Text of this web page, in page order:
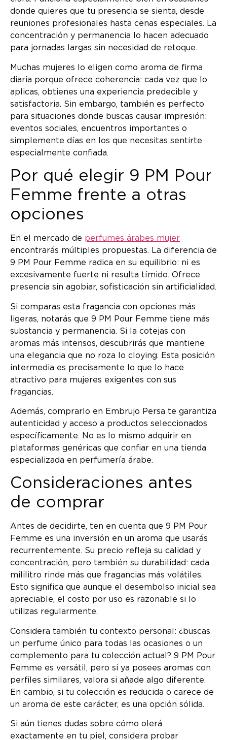
donde quieres que tu presencia se sienta, desde
reuniones profesionales hasta cenas especiales. La
concentración y permanencia lo hacen adecuado
para jornadas largas sin necesidad de retoque.
Muchas mujeres lo eligen como aroma de firma
diaria porque ofrece coherencia: cada vez que lo
aplicas, obtienes una experiencia predecible y
satisfactoria. Sin embargo, también es perfecto
para situaciones donde buscas causar impresión:
eventos sociales, encuentros importantes o
simplemente días en los que necesitas sentirte
especialmente confiada.
Por qué elegir 9 PM Pour
Femme frente a otras
opciones
En el mercado de perfumes árabes mujer
encontrarás múltiples propuestas. La diferencia de
9 PM Pour Femme radica en su equilibrio: ni es
excesivamente fuerte ni resulta tímido. Ofrece
presencia sin agobiar, sofisticación sin artificialidad.
Si comparas esta fragancia con opciones más
ligeras, notarás que 9 PM Pour Femme tiene más
substancia y permanencia. Si la cotejas con
aromas más intensos, descubrirás que mantiene
una elegancia que no roza lo cloying. Esta posición
intermedia es precisamente lo que lo hace
atractivo para mujeres exigentes con sus
fragancias.
Además, comprarlo en Embrujo Persa te garantiza
autenticidad y acceso a productos seleccionados
específicamente. No es lo mismo adquirir en
plataformas genéricas que confiar en una tienda
especializada en perfumería árabe.
Consideraciones antes
de comprar
Antes de decidirte, ten en cuenta que 9 PM Pour
Femme es una inversión en un aroma que usarás
recurrentemente. Su precio refleja su calidad y
concentración, pero también su durabilidad: cada
mililitro rinde más que fragancias más volátiles.
Esto significa que aunque el desembolso inicial sea
apreciable, el costo por uso es razonable si lo
utilizas regularmente.
Considera también tu contexto personal: ¿buscas
un perfume único para todas las ocasiones o un
complemento para tu colección actual? 9 PM Pour
Femme es versátil, pero si ya posees aromas con
perfiles similares, valora si añade algo diferente.
En cambio, si tu colección es reducida o carece de
un aroma de este carácter, es una opción sólida.
Si aún tienes dudas sobre cómo olerá
exactamente en tu piel, considera probar